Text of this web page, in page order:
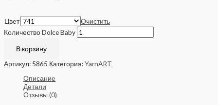
Цвет
Очистить
Количество Dolce Baby
В корзину
Артикул: 5865 Категория:YarnART
Описание
Детали
Отзывы (0)